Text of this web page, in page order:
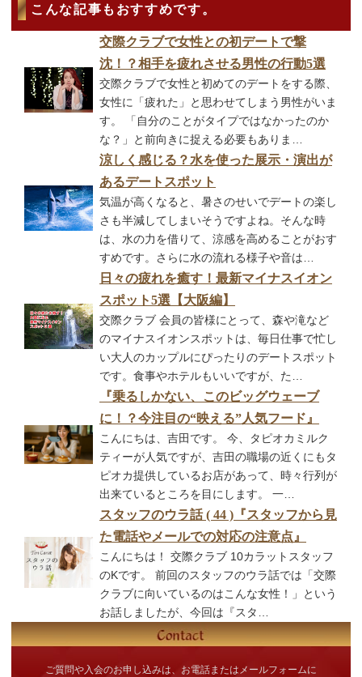
こんな記事もおすすめです。
交際クラブで女性との初デートで撃
沈！？相手を疲れさせる男性の行動5選
交際クラブで女性と初めてのデートをする際、
女性に「疲れた」と思わせてしまう男性がいま
す。 「自分のことがタイプではなかったのか
な？」と前向きに捉える必要もありま…
涼しく感じる？水を使った展示・演出が
あるデートスポット
気温が高くなると、暑さのせいでデートの楽し
さも半減してしまいそうですよね。そんな時
は、水の力を借りて、涼感を高めることがおす
すめです。さらに水の流れる様子や音は…
日々の疲れを癒す！最新マイナスイオン
スポット5選【大阪編】
交際クラブ 会員の皆様にとって、森や滝など
のマイナスイオンスポットは、毎日仕事で忙し
い大人のカップルにぴったりのデートスポット
です。食事やホテルもいいですが、た…
『乗るしかない、このビッグウェーブ
に！？今注目の“映える”人気フード』
こんにちは、吉田です。 今、タピオカミルク
ティーが人気ですが、吉田の職場の近くにもタ
ピオカ提供しているお店があって、時々行列が
出来ているところを目にします。 一…
スタッフのウラ話 ( 44 )『スタッフから見
た電話やメールでの対応の注意点』
こんにちは！ 交際クラブ 10カラットスタッフ
のKです。 前回のスタッフのウラ話では「交際
クラブに向いているのはこんな女性！」という
お話しましたが、今回は『スタ…
ご質問や入会のお申し込みは、お電話またはメールフォームに